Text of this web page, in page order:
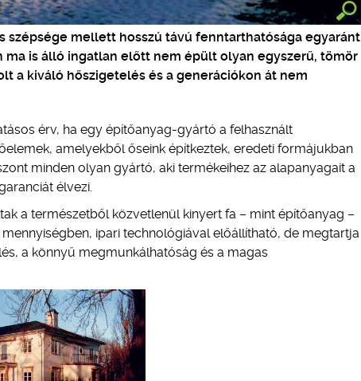
szépsége mellett hosszú távú fenntarthatósága egyaránt
is álló ingatlan előtt nem épült olyan egyszerű, tömör
a kiváló hőszigetelés és a generációkon át nem
érv, ha egy építőanyag-gyártó a felhasznált
amelyekből őseink építkeztek, eredeti formájukban
minden olyan gyártó, aki termékeihez az alapanyagait a
élvezi.
a természetből közvetlenül kinyert fa – mint építőanyag –
ipari technológiával előállítható, de megtartja
a könnyű megmunkálhatóság és a magas